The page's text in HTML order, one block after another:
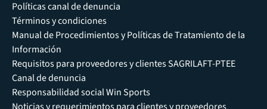
Políticas canal de denuncia
Términos y condiciones
Manual de Procedimientos y Políticas de Tratamiento de la
Información
Requisitos para proveedores y clientes SAGRILAFT-PTEE
Canal de denuncia
Responsabilidad social Win Sports